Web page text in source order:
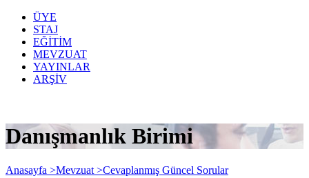
ÜYE
STAJ
EĞİTİM
MEVZUAT
YAYINLAR
ARŞİV
Danışmanlık Birimi
Anasayfa >Mevzuat >Cevaplanmış Güncel Sorular